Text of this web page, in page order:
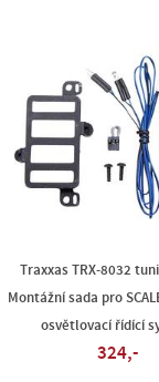
Traxxas TRX-8032
Montážní sada pro
osvětlovací řídící
324,-